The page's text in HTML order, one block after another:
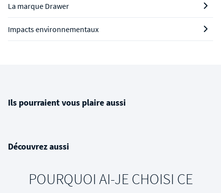
La marque Drawer
Impacts environnementaux
Ils pourraient vous plaire aussi
Découvrez aussi
POURQUOI AI-JE CHOISI CE